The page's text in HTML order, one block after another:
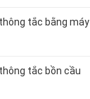
tắc bằng máy
tắc bồn cầu